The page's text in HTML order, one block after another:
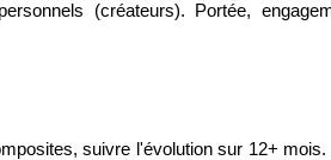
(créateurs). Portée,
suivre l'évolution sur 12+